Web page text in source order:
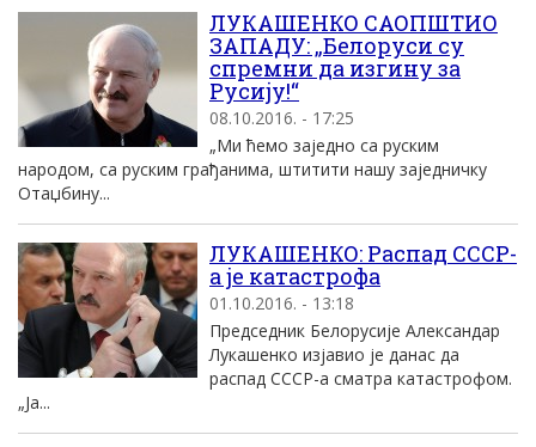
ЛУКАШЕНКО САОПШТИО
ЗАПАДУ: „Белоруси су
спремни да изгину за
Русију!“
08.10.2016. - 17:25
„Ми ћемо заједно са руским
народом, са руским грађанима, штитити нашу заједничку
Отаџбину...
ЛУКАШЕНКО: Распад CCСР-
а jе катастрофа
01.10.2016. - 13:18
Председник Белорусиjе Aлександар
Лукашенко изjавио jе данас да
распад CCСР-а сматра катастрофом.
„Jа...